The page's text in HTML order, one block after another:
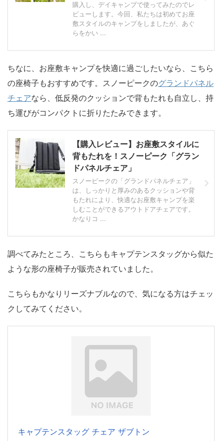
購入し、デイキャンプで使ってみたのでレ
ビューします。今回、私たちは初めてお座
敷スタイルのキャンプをしましたが、あぐ
らをかい ...
ちなに、お座敷キャンプを快適に過ごしたいなら、こちら
の座椅子もおすすめです。スノーピークのグランドパネル
チェアなら、 低反発のクッションで背もたれも自立し、持
ち運びがコンパクトに折りたたみできます。
【購入レビュー】お座敷スタイルに
背もたれを！スノーピーク「グラン
ドパネルチェア」
スノーピークの「グランドパネルチェア」
は、しっかりと厚みのあるクッションや背
もたれにより、快適なお座敷キャンプを楽
しむことができるアウトドアチェアです。
かなりコ ...
調べてみたところ、こちらもキャプテンスタッグから似た
ような形の座椅子が販売されていました。
こちらもかなりリーズナブルなので、気になる方はチェッ
クしてみてください。
キャプテンスタッグ チェア ザブトン